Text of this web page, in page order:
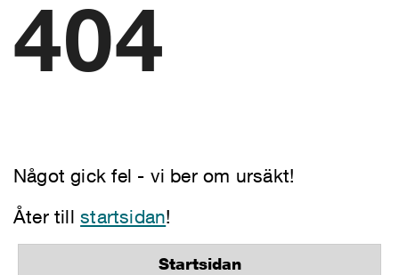
404
Något gick fel - vi ber om ursäkt!
Åter tillstartsidan!
Startsidan